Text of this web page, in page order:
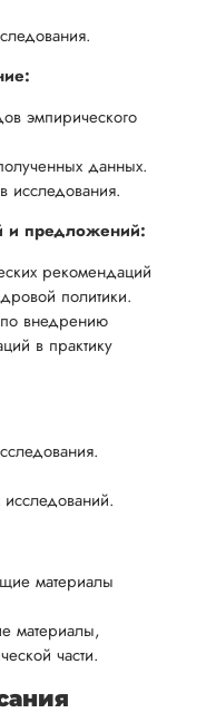
эмпирического
данных.
исследования.
и предложений:
рекомендаций
политики.
внедрению
в практику
материалы
материалы,
части.